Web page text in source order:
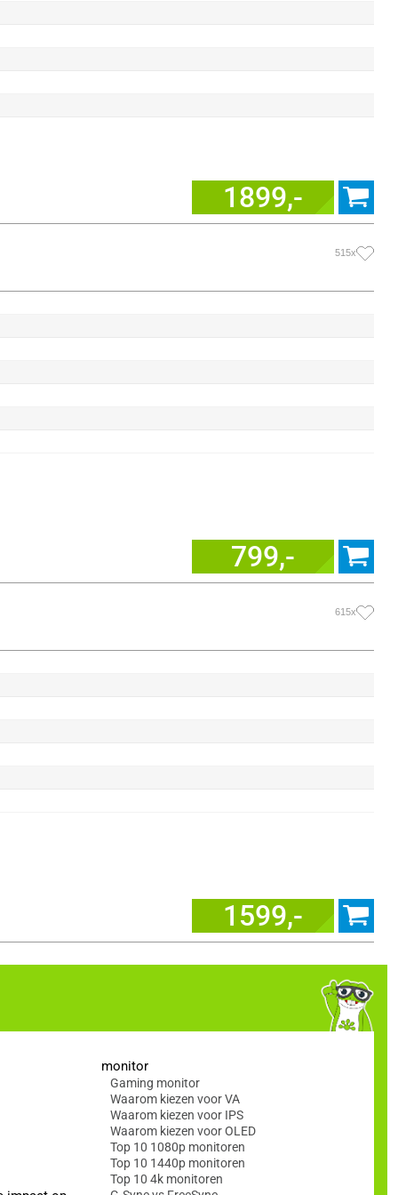
1899,-
515x
799,-
615x
1599,-
monitor
Gaming monitor
Waarom kiezen voor VA
Waarom kiezen voor IPS
Waarom kiezen voor OLED
Top 10 1080p monitoren
Top 10 1440p monitoren
Top 10 4k monitoren